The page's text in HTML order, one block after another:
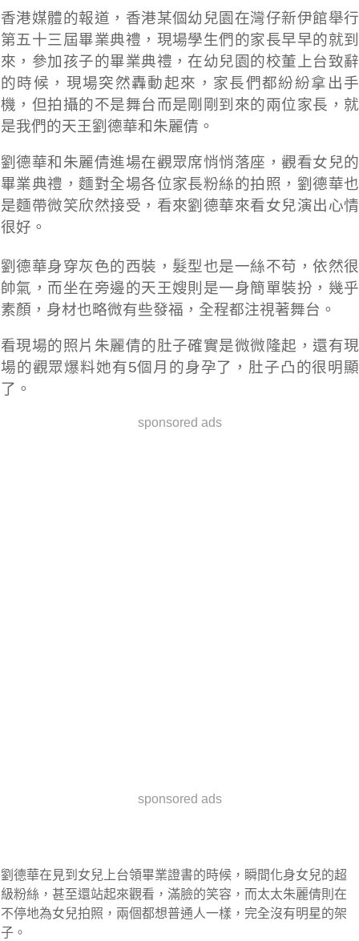
香港媒體的報道，香港某個幼兒園在灣仔新伊館舉行
第五十三屆畢業典禮，現場學生們的家長早早的就到
來，參加孩子的畢業典禮，在幼兒園的校董上台致辭
的時候，現場突然轟動起來，家長們都紛紛拿出手
機，但拍攝的不是舞台而是剛剛到來的兩位家長，就
是我們的天王劉德華和朱麗倩。
劉德華和朱麗倩進場在觀眾席悄悄落座，觀看女兒的
畢業典禮，麵對全場各位家長粉絲的拍照，劉德華也
是麵帶微笑欣然接受，看來劉德華來看女兒演出心情
很好。
劉德華身穿灰色的西裝，髮型也是一絲不苟，依然很
帥氣，而坐在旁邊的天王嫂則是一身簡單裝扮，幾乎
素顏，身材也略微有些發福，全程都注視著舞台。
看現場的照片朱麗倩的肚子確實是微微隆起，還有現
場的觀眾爆料她有5個月的身孕了，肚子凸的很明顯
了。
sponsored ads
sponsored ads
劉德華在見到女兒上台領畢業證書的時候，瞬間化身女兒的超
級粉絲，甚至還站起來觀看，滿臉的笑容，而太太朱麗倩則在
不停地為女兒拍照，兩個都想普通人一樣，完全沒有明星的架
子。